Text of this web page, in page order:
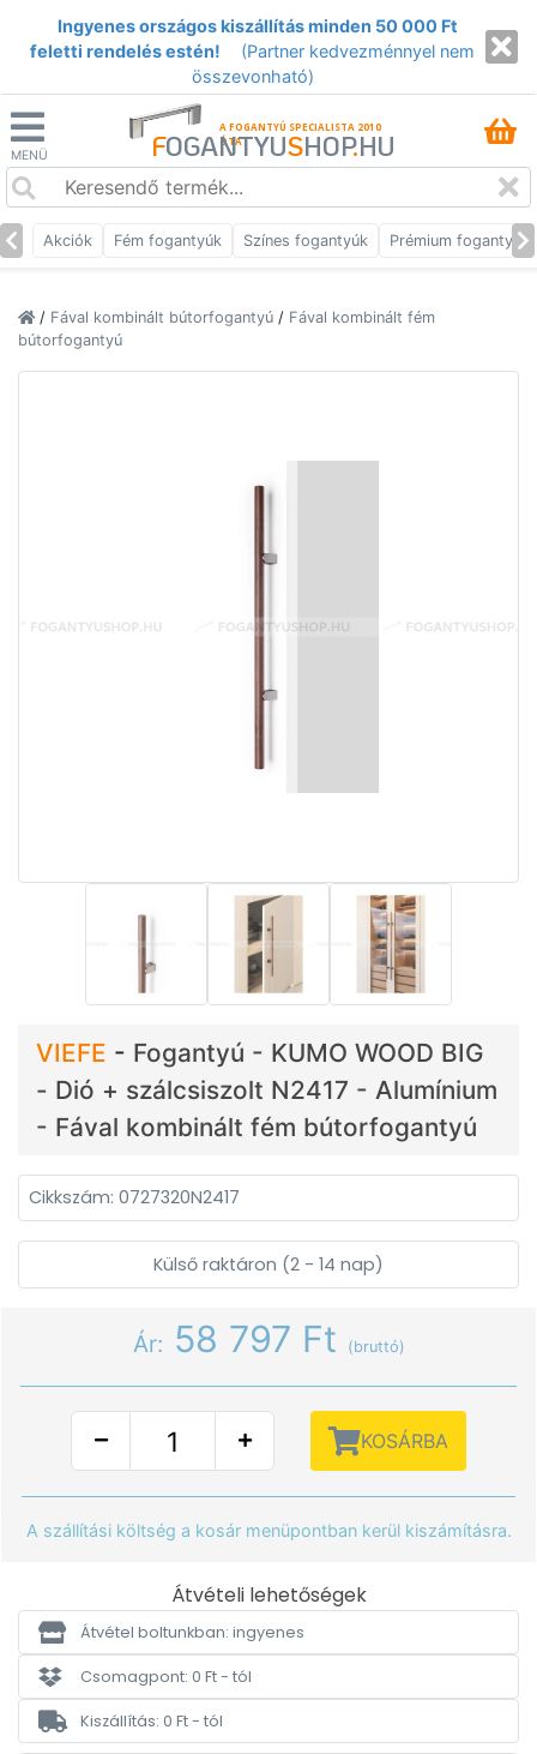
Ingyenes országos kiszállítás minden 50 000 Ft
feletti rendelés estén!
(Partner kedvezménnyel nem
összevonható)
MENÜ
A FOGANTYÚ SPECIALISTA 2010
ÓTA
FOGANTYUSHOP.HU
Akciók Fém fogantyúk Színes fogantyúk Prémium fogantyúk
/ Fával kombinált bútorfogantyú / Fával kombinált fém
bútorfogantyú
VIEFE - Fogantyú - KUMO WOOD BIG
- Dió + szálcsiszolt N2417 - Alumínium
- Fával kombinált fém bútorfogantyú
Cikkszám: 0727320N2417
Külső raktáron (2 - 14 nap)
Ár: 58 797 Ft (bruttó)
KOSÁRBA
A szállítási költség a kosár menüpontban kerül kiszámításra.
Átvételi lehetőségek
Átvétel boltunkban: ingyenes
Csomagpont: 0 Ft - tól
Kiszállítás: 0 Ft - tól